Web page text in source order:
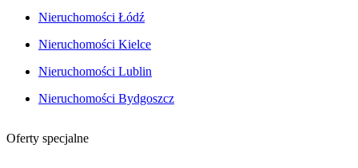
Nieruchomości Łódź
Nieruchomości Kielce
Nieruchomości Lublin
Nieruchomości Bydgoszcz
Oferty specjalne